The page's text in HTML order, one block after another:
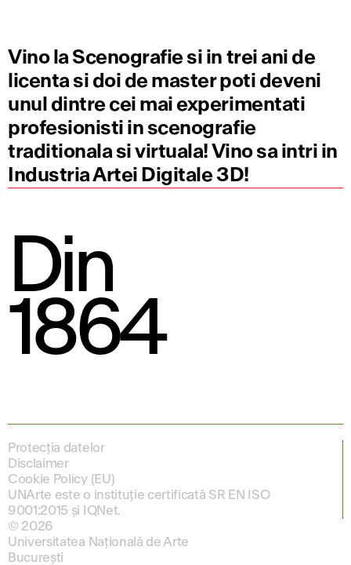
Vino la Scenografie si in trei ani de
licenta si doi de master poti deveni
unul dintre cei mai experimentati
profesionisti in scenografie
traditionala si virtuala! Vino sa intri in
Industria Artei Digitale 3D!
Din
1864
Protecția datelor
Disclaimer
Cookie Policy (EU)
UNArte este o instituție certificată SR EN ISO
9001:2015 și IQNet.
© 2026
Universitatea Națională de Arte
București